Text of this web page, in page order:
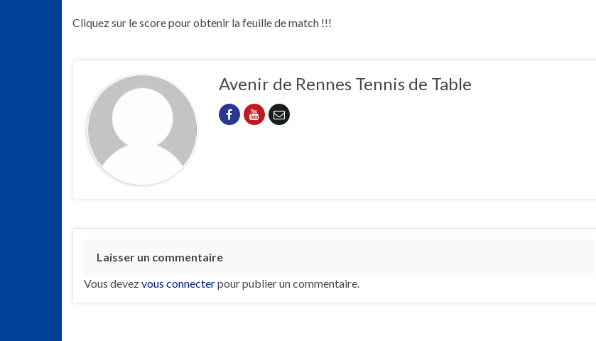
Cliquez sur le score pour obtenir la feuille de match !!!
Avenir de Rennes Tennis de Table
Laisser un commentaire
Vous devezvous connecterpour publier un commentaire.